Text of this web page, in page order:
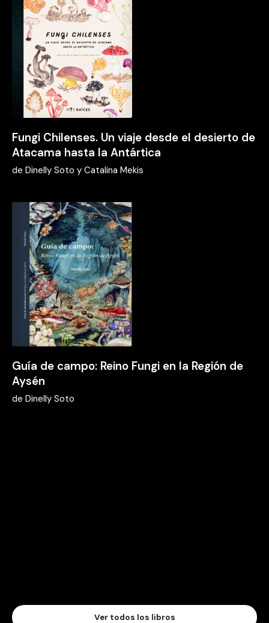
Fungi Chilenses. Un viaje desde el desierto de
Atacama hasta la Antártica
de Dinelly Soto y Catalina Mekis
Guía de campo: Reino Fungi en la Región de
Aysén
de Dinelly Soto
Ver todos los libros